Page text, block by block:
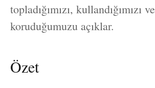
topladığımızı, kullandığımızı ve
koruduğumuzu açıklar.
Özet